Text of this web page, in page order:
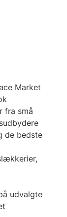
Market
fra små
de bedste
udvalgte